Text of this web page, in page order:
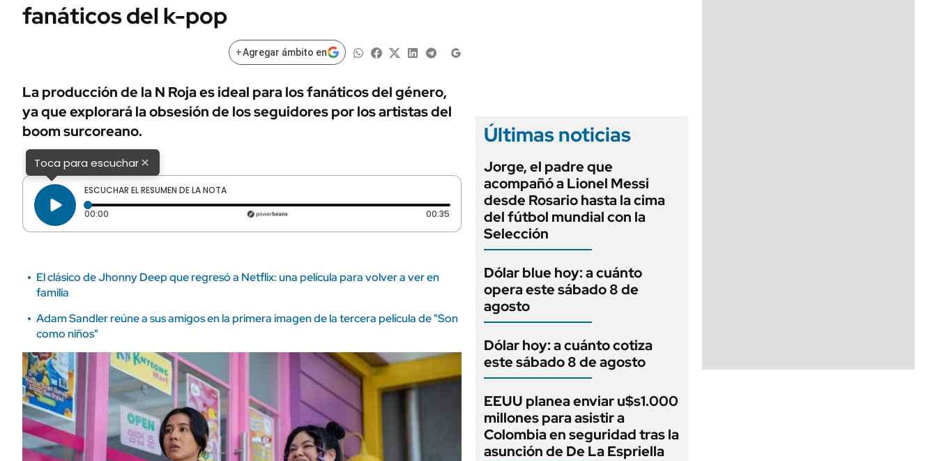
Dólar
POLÍTICA
URUGUAY
AUTOS
fanáticos del k-pop
+Agregar ámbito en
La producción de la N Roja es ideal para los fanáticos del género,
ya que explorará la obsesión de los seguidores por los artistas del
boom surcoreano.
Toca para escuchar×
ESCUCHAR EL RESUMEN DE LA NOTA
00:00 Tiempo transcurrido: 0 segundos 00:35 Duración: 35 segundos
El clásico de Jhonny Deep que regresó a Netflix: una película para volver a ver en
familia
Adam Sandler reúne a sus amigos en la primera imagen de la tercera película de "Son
como niños"
Últimas noticias
Jorge, el padre que
acompañó a Lionel Messi
desde Rosario hasta la cima
del fútbol mundial con la
Selección
Dólar blue hoy: a cuánto
opera este sábado 8 de
agosto
Dólar hoy: a cuánto cotiza
este sábado 8 de agosto
EEUU planea enviar u$s1.000
millones para asistir a
Colombia en seguridad tras la
asunción de De La Espriella